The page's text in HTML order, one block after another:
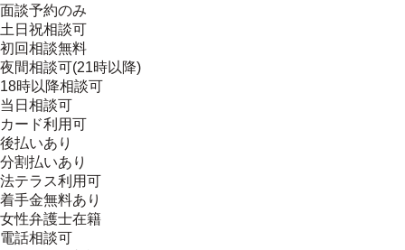
面談予約のみ
土日祝相談可
初回相談無料
夜間相談可(21時以降)
18時以降相談可
当日相談可
カード利用可
後払いあり
分割払いあり
法テラス利用可
着手金無料あり
女性弁護士在籍
電話相談可